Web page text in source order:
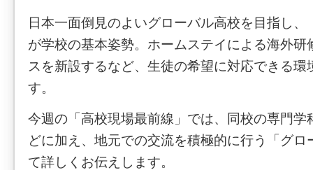
日本一面倒見のよいグローバル高校を目指し、
が学校の基本姿勢。ホームステイによる海外研
スを新設するなど、生徒の希望に対応できる環
す。
今週の「高校現場最前線」では、同校の専門学
どに加え、地元での交流を積極的に行う「グロ
て詳しくお伝えします。